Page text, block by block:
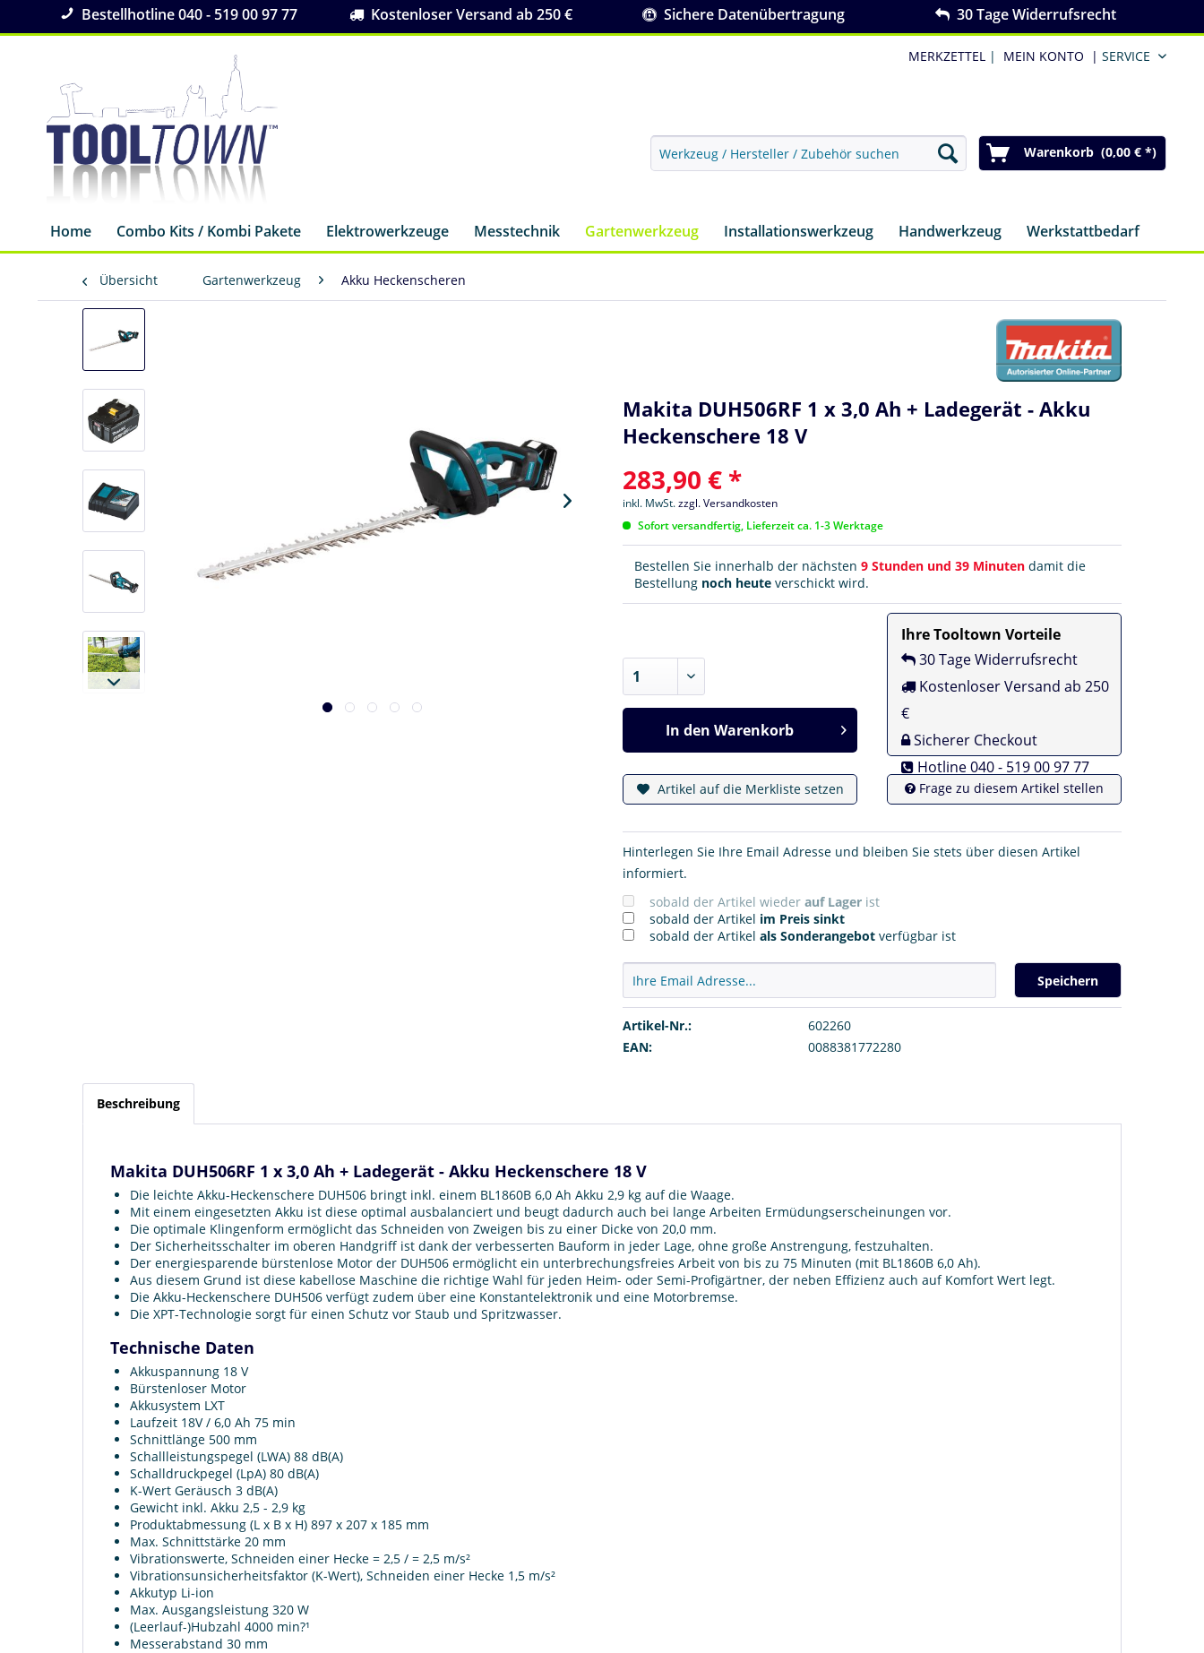
Bestellhotline 040 - 519 00 97 77 Kostenloser Versand ab 250 € Sichere Datenübertragung 30 Tage Widerrufsrecht
MERKZETTEL | MEIN KONTO | SERVICE
Warenkorb (0,00 € *)
Home Combo Kits / Kombi Pakete Elektrowerkzeuge Messtechnik Gartenwerkzeug Installationswerkzeug Handwerkzeug Werkstattbedarf
Übersicht Gartenwerkzeug Akku Heckenscheren
Makita DUH506RF 1 x 3,0 Ah + Ladegerät - Akku
Heckenschere 18 V
283,90 € *
inkl. MwSt.zzgl. Versandkosten
Sofort versandfertig, Lieferzeit ca. 1-3 Werktage
Bestellen Sie innerhalb der nächsten9 Stunden und 39 Minutendamit die
Bestellung noch heute verschickt wird.
In den Warenkorb
Ihre Tooltown Vorteile
30 Tage Widerrufsrecht
Kostenloser Versand ab 250
€
Sicherer Checkout
Hotline 040 - 519 00 97 77
Artikel auf die Merkliste setzen Frage zu diesem Artikel stellen
Hinterlegen Sie Ihre Email Adresse und bleiben Sie stets über diesen Artikel
informiert.
sobald der Artikel wiederauf Lager ist
sobald der Artikel im Preis sinkt
sobald der Artikelals Sonderangebot verfügbar ist
Speichern
Artikel-Nr.:
602260
EAN:
0088381772280
Beschreibung
Makita DUH506RF 1 x 3,0 Ah + Ladegerät - Akku Heckenschere 18 V
Die leichte Akku-Heckenschere DUH506 bringt inkl. einem BL1860B 6,0 Ah Akku 2,9 kg auf die Waage.
Mit einem eingesetzten Akku ist diese optimal ausbalanciert und beugt dadurch auch bei lange Arbeiten Ermüdungserscheinungen vor.
Die optimale Klingenform ermöglicht das Schneiden von Zweigen bis zu einer Dicke von 20,0 mm.
Der Sicherheitsschalter im oberen Handgriff ist dank der verbesserten Bauform in jeder Lage, ohne große Anstrengung, festzuhalten.
Der energiesparende bürstenlose Motor der DUH506 ermöglicht ein unterbrechungsfreies Arbeit von bis zu 75 Minuten (mit BL1860B 6,0 Ah).
Aus diesem Grund ist diese kabellose Maschine die richtige Wahl für jeden Heim- oder Semi-Profigärtner, der neben Effizienz auch auf Komfort Wert legt.
Die Akku-Heckenschere DUH506 verfügt zudem über eine Konstantelektronik und eine Motorbremse.
Die XPT-Technologie sorgt für einen Schutz vor Staub und Spritzwasser.
Technische Daten
Akkuspannung 18 V
Bürstenloser Motor
Akkusystem LXT
Laufzeit 18V / 6,0 Ah 75 min
Schnittlänge 500 mm
Schallleistungspegel (LWA) 88 dB(A)
Schalldruckpegel (LpA) 80 dB(A)
K-Wert Geräusch 3 dB(A)
Gewicht inkl. Akku 2,5 - 2,9 kg
Produktabmessung (L x B x H) 897 x 207 x 185 mm
Max. Schnittstärke 20 mm
Vibrationswerte, Schneiden einer Hecke = 2,5 / = 2,5 m/s²
Vibrationsunsicherheitsfaktor (K-Wert), Schneiden einer Hecke 1,5 m/s²
Akkutyp Li-ion
Max. Ausgangsleistung 320 W
(Leerlauf-)Hubzahl 4000 min?¹
Messerabstand 30 mm